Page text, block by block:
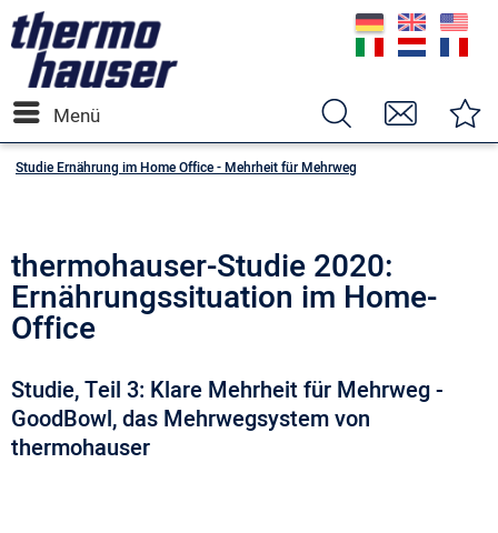
Menü
Studie Ernährung im Home Office - Mehrheit für Mehrweg
thermohauser-Studie 2020:
Ernährungssituation im Home-
Office
Studie, Teil 3: Klare Mehrheit für Mehrweg -
GoodBowl, das Mehrwegsystem von
thermohauser